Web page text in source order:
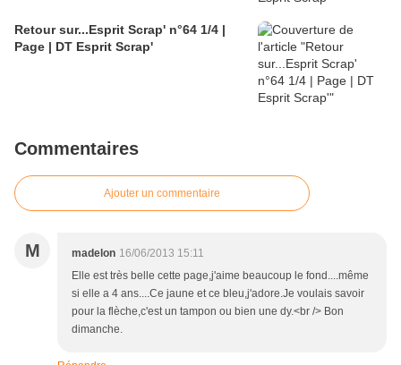
Retour sur...Esprit Scrap' n°64 1/4 |
Page | DT Esprit Scrap'
Commentaires
Ajouter un commentaire
M madelon 16/06/2013 15:11
Elle est très belle cette page,j'aime beaucoup le fond....même
si elle a 4 ans....Ce jaune et ce bleu,j'adore.Je voulais savoir
pour la flèche,c'est un tampon ou bien une dy.<br /> Bon
dimanche.